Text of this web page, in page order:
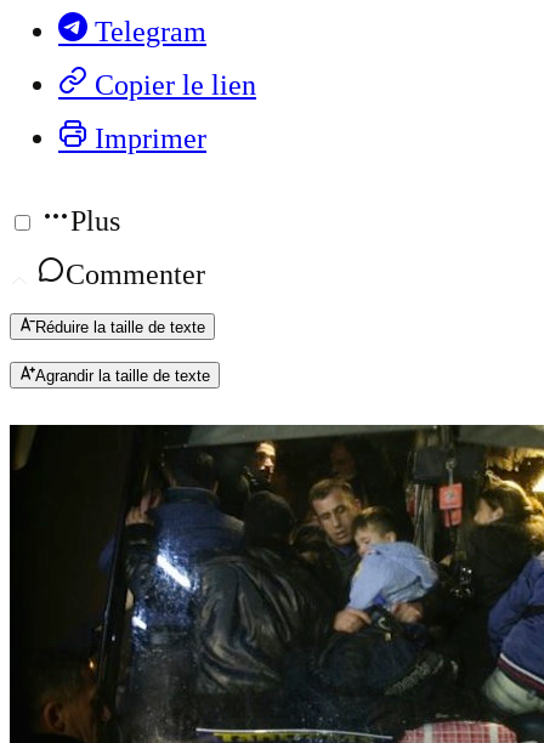
Telegram
Copier le lien
Imprimer
Plus
Commenter
Réduire la taille de texte
Agrandir la taille de texte